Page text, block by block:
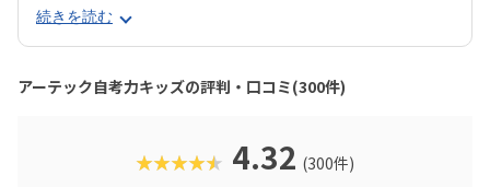
年齢が上がっても同系列の教室に通い続けられるのが魅力で
す。授業は1ヶ月に4回で、60分ずつ。推奨年齢は年長〜小3
で、授業を通して集中力や創造力を育みます。カリキュラム
はブロックを使った図形パズルに取り組む「パズル」、ロボ
ットを組み立てて動かす「ロボット」、パソコンを使ってロ
り、コエテコの口コミにも「いろいろな能力がバランスよく
育ちそう」という声が寄せられています。とくに評価が高い
続きを読む
アーテック自考力キッズの評判・口コミ(300件)
★★★★★ 4.32 (300件)